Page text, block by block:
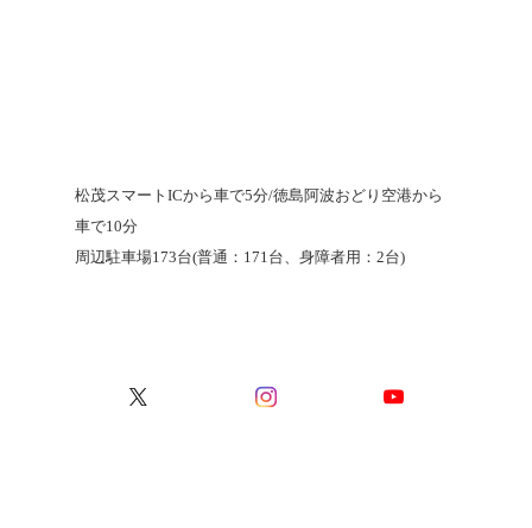
松茂スマートICから車で5分/徳島阿波おどり空港から
車で10分
周辺駐車場173台(普通：171台、身障者用：2台)